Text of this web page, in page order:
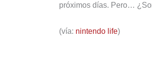
próximos días. Pero…
(vía: nintendo life)